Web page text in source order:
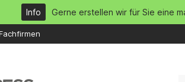
Info Gerne erstellen wir für Sie eine